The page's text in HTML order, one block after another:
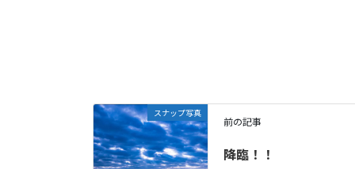
スナップ写真
前の記事
降臨！！